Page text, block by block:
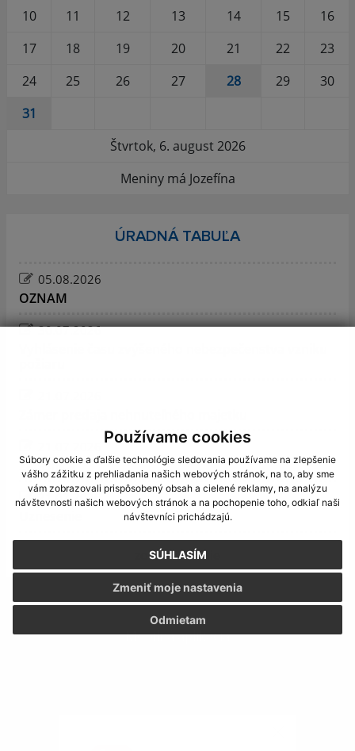
Používame cookies
Súbory cookie a ďalšie technológie sledovania používame na zlepšenie
vášho zážitku z prehliadania našich webových stránok, na to, aby sme
vám zobrazovali prispôsobený obsah a cielené reklamy, na analýzu
návštevnosti našich webových stránok a na pochopenie toho, odkiaľ naši
návštevníci prichádzajú.
SÚHLASÍM
Odmietam
Zmeniť moje nastavenia
10
11 12 13 14 15
16
17
18 19 20 21 22
23
24
25 26 27 28 29
30
31
Štvrtok, 6. august 2026
Meniny má Jozefína
ÚRADNÁ TABUĽA
05.08.2026
OZNAM
30.07.2026
Zápisnica
21.07.2026
zobraziť ďalšie
Mobilná aplikácia